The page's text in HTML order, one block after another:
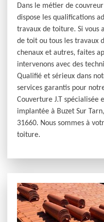
Dans le métier de couvreur
dispose les qualifications
travaux de toiture. Si vous
de toit ou tous les travaux
chenaux et autres, faites
intervenons avec des
Qualifié et sérieux dans
services garantis pour
Couverture J.T spécialisée
implantée à Buzet Sur
31660. Nous sommes à
toiture.